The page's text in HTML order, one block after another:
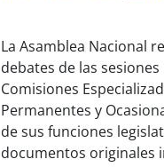
La Asamblea Nacional
debates de las sesiones
Comisiones
Permanentes y
de sus funciones
documentos originales